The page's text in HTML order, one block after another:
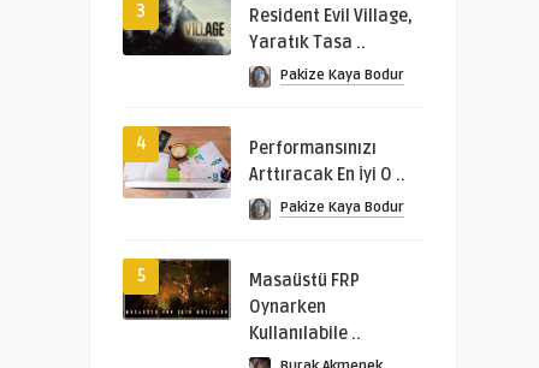
3
Resident Evil Village,
Yaratık Tasa ..
Pakize Kaya Bodur
4
Performansınızı
Arttıracak En İyi O ..
Pakize Kaya Bodur
5
Masaüstü FRP
Oynarken
Kullanılabile ..